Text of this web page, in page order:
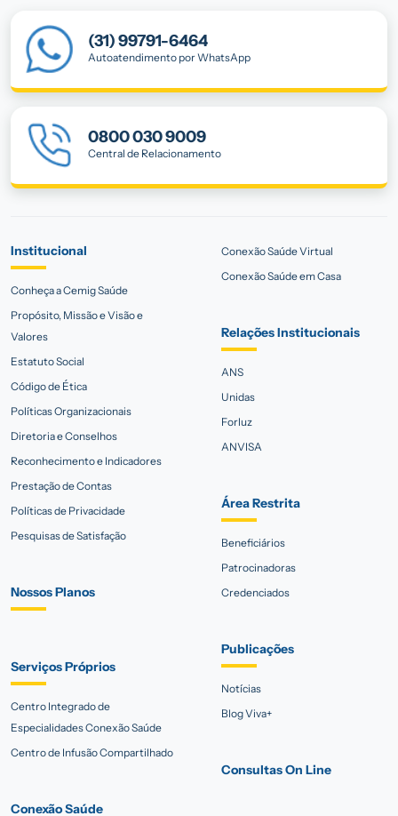
(31) 99791-6464
Autoatendimento por WhatsApp
0800 030 9009
Central de Relacionamento
Institucional
Conheça a Cemig Saúde
Propósito, Missão e Visão e
Valores
Estatuto Social
Código de Ética
Políticas Organizacionais
Diretoria e Conselhos
Reconhecimento e Indicadores
Prestação de Contas
Políticas de Privacidade
Pesquisas de Satisfação
Nossos Planos
Serviços Próprios
Centro Integrado de
Especialidades Conexão Saúde
Centro de Infusão Compartilhado
Conexão Saúde
Conexão Saúde Virtual
Conexão Saúde em Casa
Relações Institucionais
ANS
Unidas
Forluz
ANVISA
Área Restrita
Beneficiários
Patrocinadoras
Credenciados
Publicações
Notícias
Blog Viva+
Consultas On Line